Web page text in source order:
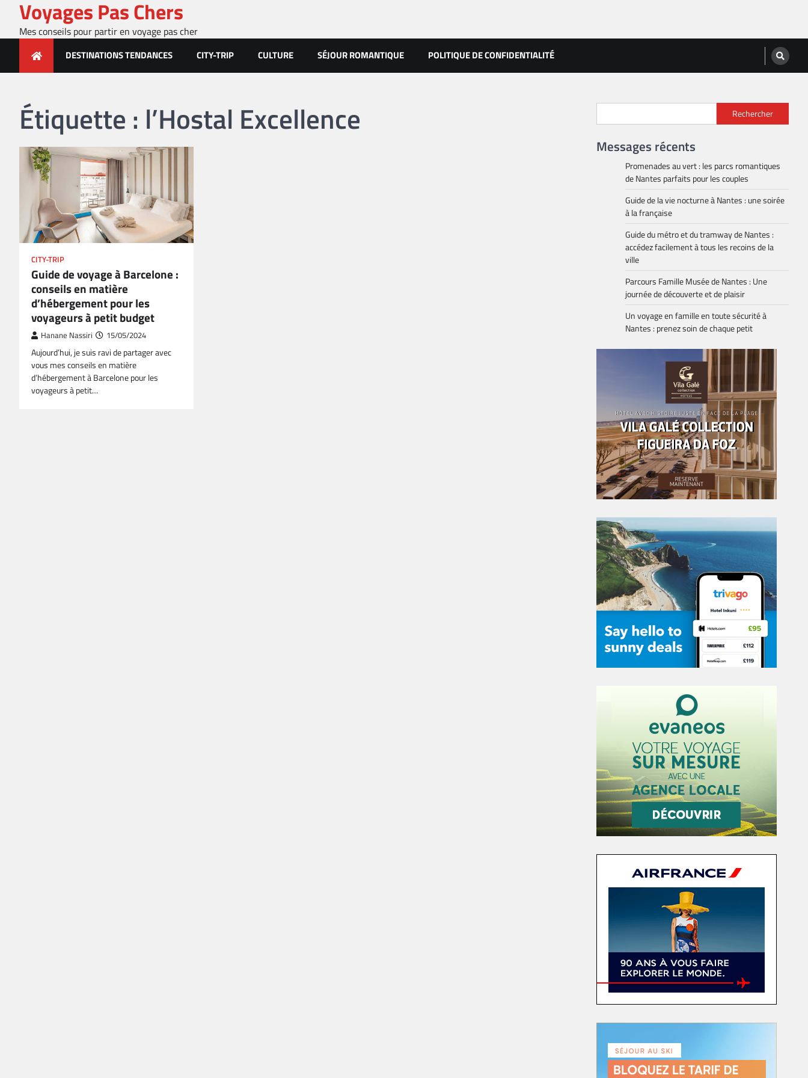
content
Voyages Pas Chers
Mes conseils pour partir en voyage pas cher
DESTINATIONS TENDANCES CITY-TRIP CULTURE SÉJOUR ROMANTIQUE POLITIQUE DE CONFIDENTIALITÉ
Étiquette : l’Hostal Excellence
CITY-TRIP
Guide de voyage à Barcelone :
conseils en matière
d’hébergement pour les
voyageurs à petit budget
Hanane Nassiri 15/05/2024
Aujourd’hui, je suis ravi de partager avec
vous mes conseils en matière
d’hébergement à Barcelone pour les
voyageurs à petit…
Rechercher
Messages récents
Promenades au vert : les parcs romantiques
de Nantes parfaits pour les couples
Guide de la vie nocturne à Nantes : une soirée
à la française
Guide du métro et du tramway de Nantes :
accédez facilement à tous les recoins de la
ville
Parcours Famille Musée de Nantes : Une
journée de découverte et de plaisir
Un voyage en famille en toute sécurité à
Nantes : prenez soin de chaque petit